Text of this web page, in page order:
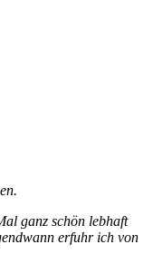
ganz schön lebhaft
erfuhr ich von